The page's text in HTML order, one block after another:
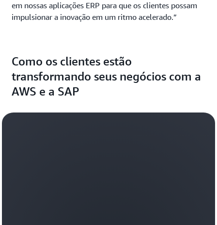
em nossas aplicações ERP para que os clientes possam
impulsionar a inovação em um ritmo acelerado.”
Como os clientes estão
transformando seus negócios com a
AWS e a SAP